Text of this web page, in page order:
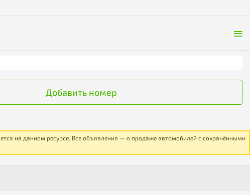
Добавить номер
на данном ресурсе. Все объявления — о продаже автомобилей с сохранёнными